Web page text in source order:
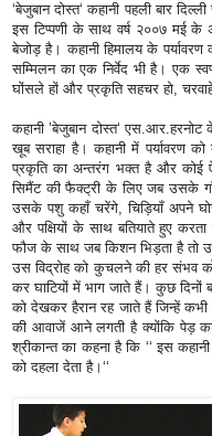
‘बेजुबान दोस्त‘ कहानी पहली बार
इस टिप्पणी के साथ वर्ष २००७ मई
बेजोड़ है। कहानी हिमालय के
सम्मिलन का एक निर्वेद भी है। एक
घोंसले हों और प्रकृति सहचर हो,
कहानी ’बेजुबान दोस्त‘
खूब सराहा है। कहानी में पर्यावरण
प्रकृति का अन्तरंग भक्त है और कोई
सिमैंट की फैक्ट्री के लिए जब उसके
उसके पशु कहाँ चरेंगे, चिड़ियाँ अपने
और पक्षियों के साथ बतियाते हुए
फौज के साथ जब किशन भिड़ता है तो
उस विद्रोह को कुचलने की हर संभव
कर घाटियों में भाग जाते हैं। कुछ दिनों
को देखकर हैरान रह जाते हैं जिन्हें
की आवाजें आने लगती है क्योंकि पेड़
श्रीकान्त का कहना है कि ‘‘ इस
को दहला देता है।‘‘